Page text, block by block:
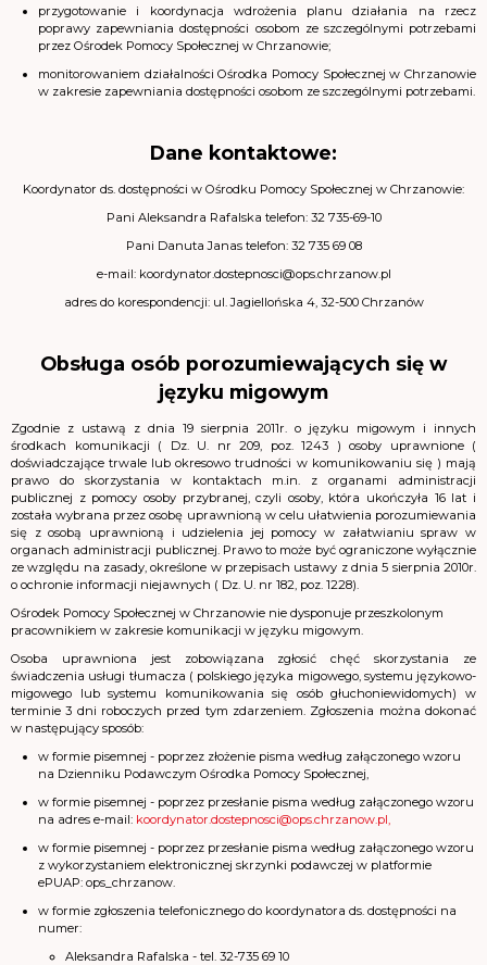
przygotowanie i koordynacja wdrożenia planu działania na rzecz
poprawy zapewniania dostępności osobom ze szczególnymi potrzebami
przez Ośrodek Pomocy Społecznej w Chrzanowie;
monitorowaniem działalności Ośrodka Pomocy Społecznej w Chrzanowie
w zakresie zapewniania dostępności osobom ze szczególnymi potrzebami.
Dane kontaktowe:
Koordynator ds. dostępności w Ośrodku Pomocy Społecznej w Chrzanowie:
Pani Aleksandra Rafalska telefon: 32 735-69-10
Pani Danuta Janas telefon: 32 735 69 08
e-mail: koordynator.dostepnosci@ops.chrzanow.pl
adres do korespondencji: ul. Jagiellońska 4, 32-500 Chrzanów
Obsługa osób porozumiewających się w
języku migowym
Zgodnie z ustawą z dnia 19 sierpnia 2011r. o języku migowym i innych
środkach komunikacji ( Dz. U. nr 209, poz. 1243 ) osoby uprawnione (
doświadczające trwale lub okresowo trudności w komunikowaniu się ) mają
prawo do skorzystania w kontaktach m.in. z organami administracji
publicznej z pomocy osoby przybranej, czyli osoby, która ukończyła 16 lat i
została wybrana przez osobę uprawnioną w celu ułatwienia porozumiewania
się z osobą uprawnioną i udzielenia jej pomocy w załatwianiu spraw w
organach administracji publicznej. Prawo to może być ograniczone wyłącznie
ze względu na zasady, określone w przepisach ustawy z dnia 5 sierpnia 2010r.
o ochronie informacji niejawnych ( Dz. U. nr 182, poz. 1228).
Ośrodek Pomocy Społecznej w Chrzanowie nie dysponuje przeszkolonym
pracownikiem w zakresie komunikacji w języku migowym.
Osoba uprawniona jest zobowiązana zgłosić chęć skorzystania ze
świadczenia usługi tłumacza ( polskiego języka migowego, systemu językowo-
migowego lub systemu komunikowania się osób głuchoniewidomych) w
terminie 3 dni roboczych przed tym zdarzeniem. Zgłoszenia można dokonać
w następujący sposób:
w formie pisemnej - poprzez złożenie pisma według załączonego wzoru
na Dzienniku Podawczym Ośrodka Pomocy Społecznej,
w formie pisemnej - poprzez przesłanie pisma według załączonego wzoru
na adres e-mail: koordynator.dostepnosci@ops.chrzanow.pl,
w formie pisemnej - poprzez przesłanie pisma według załączonego wzoru
z wykorzystaniem elektronicznej skrzynki podawczej w platformie
ePUAP: ops_chrzanow.
w formie zgłoszenia telefonicznego do koordynatora ds. dostępności na
numer:
Aleksandra Rafalska - tel. 32-735 69 10